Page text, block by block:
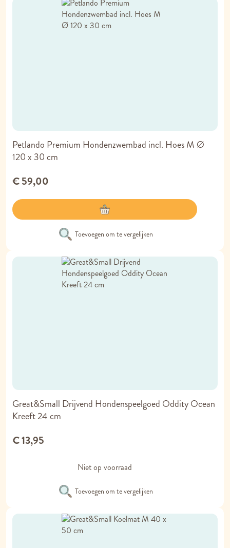
Petlando Premium Hondenzwembad incl. Hoes M Ø
120 x 30 cm
€ 59,00
Toevoegen om te vergelijken
Great&Small Drijvend Hondenspeelgoed Oddity Ocean
Kreeft 24 cm
€ 13,95
Niet op voorraad
Toevoegen om te vergelijken